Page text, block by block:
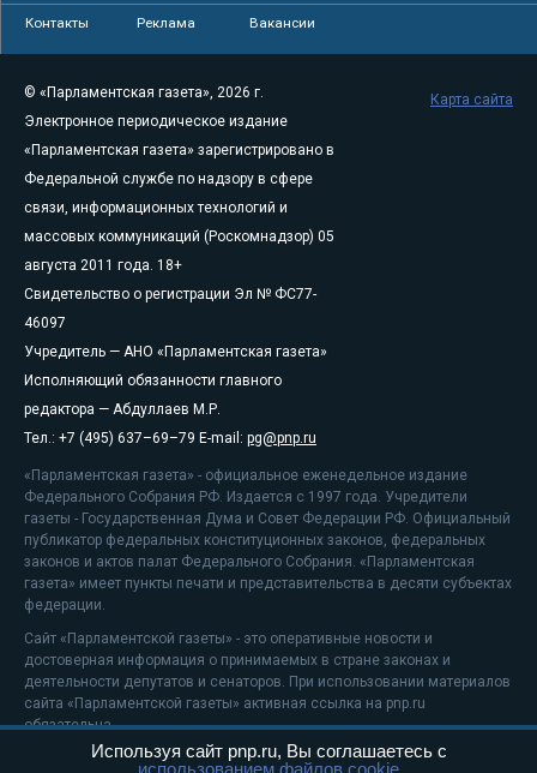
Контакты Реклама Вакансии
© «Парламентская газета», 2026 г.
Электронное периодическое издание
«Парламентская газета» зарегистрировано в
Федеральной службе по надзору в сфере
связи, информационных технологий и
массовых коммуникаций (Роскомнадзор) 05
августа 2011 года. 18+
Свидетельство о регистрации Эл № ФС77-
46097
Учредитель — АНО «Парламентская газета»
Исполняющий обязанности главного
редактора — Абдуллаев М.Р.
Тел.: +7 (495) 637–69–79 E-mail: pg@pnp.ru
«Парламентская газета» - официальное еженедельное издание
Федерального Собрания РФ. Издается с 1997 года. Учредители
газеты - Государственная Дума и Совет Федерации РФ. Официальный
публикатор федеральных конституционных законов, федеральных
законов и актов палат Федерального Собрания. «Парламентская
газета» имеет пункты печати и представительства в десяти субъектах
федерации.
Сайт «Парламентской газеты» - это оперативные новости и
достоверная информация о принимаемых в стране законах и
деятельности депутатов и сенаторов. При использовании материалов
сайта «Парламентской газеты» активная ссылка на pnp.ru
обязательна.
На информационном ресурсе применяютсярекомендательные
Карта сайта
Используя сайт pnp.ru, Вы соглашаетесь с
использованием файлов cookie